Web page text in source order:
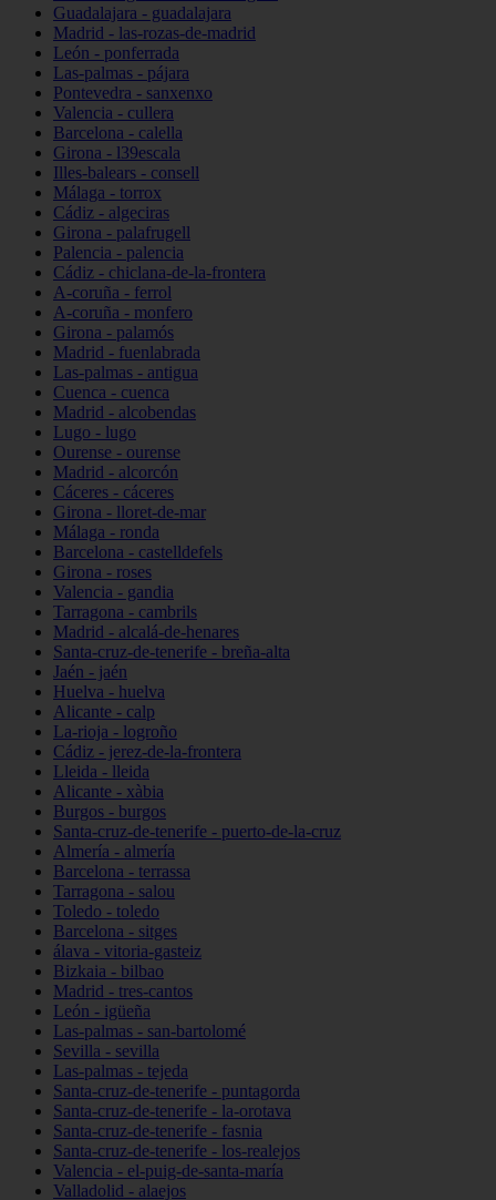
Guadalajara - guadalajara
Madrid - las-rozas-de-madrid
León - ponferrada
Las-palmas - pájara
Pontevedra - sanxenxo
Valencia - cullera
Barcelona - calella
Girona - l39escala
Illes-balears - consell
Málaga - torrox
Cádiz - algeciras
Girona - palafrugell
Palencia - palencia
Cádiz - chiclana-de-la-frontera
A-coruña - ferrol
A-coruña - monfero
Girona - palamós
Madrid - fuenlabrada
Las-palmas - antigua
Cuenca - cuenca
Madrid - alcobendas
Lugo - lugo
Ourense - ourense
Madrid - alcorcón
Cáceres - cáceres
Girona - lloret-de-mar
Málaga - ronda
Barcelona - castelldefels
Girona - roses
Valencia - gandia
Tarragona - cambrils
Madrid - alcalá-de-henares
Santa-cruz-de-tenerife - breña-alta
Jaén - jaén
Huelva - huelva
Alicante - calp
La-rioja - logroño
Cádiz - jerez-de-la-frontera
Lleida - lleida
Alicante - xàbia
Burgos - burgos
Santa-cruz-de-tenerife - puerto-de-la-cruz
Almería - almería
Barcelona - terrassa
Tarragona - salou
Toledo - toledo
Barcelona - sitges
álava - vitoria-gasteiz
Bizkaia - bilbao
Madrid - tres-cantos
León - igüeña
Las-palmas - san-bartolomé
Sevilla - sevilla
Las-palmas - tejeda
Santa-cruz-de-tenerife - puntagorda
Santa-cruz-de-tenerife - la-orotava
Santa-cruz-de-tenerife - fasnia
Santa-cruz-de-tenerife - los-realejos
Valencia - el-puig-de-santa-maría
Valladolid - alaejos